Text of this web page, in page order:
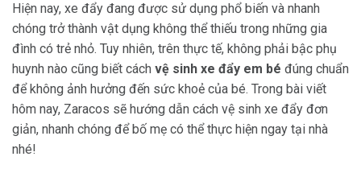
Hiện nay, xe đẩy đang được sử dụng phổ biến và nhanh
chóng trở thành vật dụng không thể thiếu trong những gia
đình có trẻ nhỏ. Tuy nhiên, trên thực tế, không phải bậc phụ
huynh nào cũng biết cách vệ sinh xe đẩy em bé đúng chuẩn
để không ảnh hưởng đến sức khoẻ của bé. Trong bài viết
hôm nay, Zaracos sẽ hướng dẫn cách vệ sinh xe đẩy đơn
giản, nhanh chóng để bố mẹ có thể thực hiện ngay tại nhà
nhé!